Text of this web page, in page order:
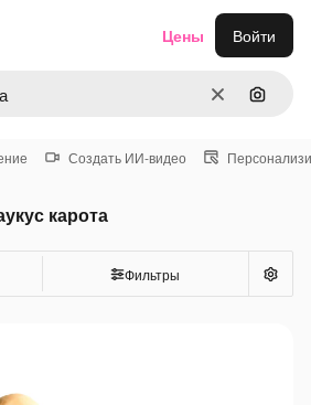
ОчиститьПоиск
Цены Войти
Создать ИИ-видео
карота
Фильтры